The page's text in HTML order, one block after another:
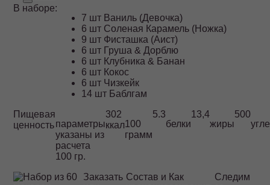
В наборе:
7 шт Ваниль (Девочка)
6 шт Соленая Карамель (Ножка)
9 шт Фисташка (Аист)
6 шт Груша & Дорблю
6 шт Клубника & Банан
6 шт Кокос
6 шт Чизкейк
14 шт Баблгам
Пищевая
ценностьпараметры
указаны из
расчета
100 гр.
302
ккал100
грамм
5.3
белки
13,4
жиры
500
Заказать Состав и Как
Следим